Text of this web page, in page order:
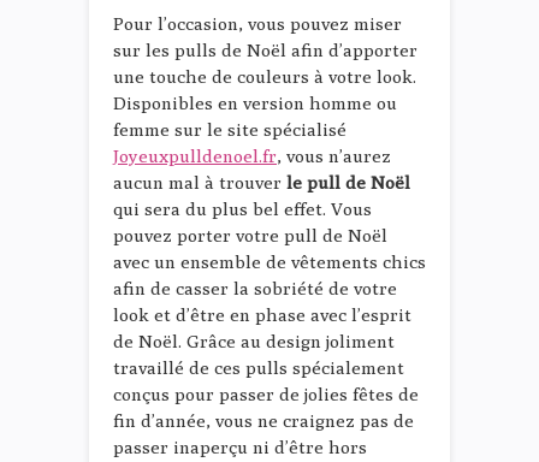
Pour l’occasion, vous pouvez miser
sur les pulls de Noël afin d’apporter
une touche de couleurs à votre look.
Disponibles en version homme ou
femme sur le site spécialisé
Joyeuxpulldenoel.fr, vous n’aurez
aucun mal à trouver le pull de Noël
qui sera du plus bel effet. Vous
pouvez porter votre pull de Noël
avec un ensemble de vêtements chics
afin de casser la sobriété de votre
look et d’être en phase avec l’esprit
de Noël. Grâce au design joliment
travaillé de ces pulls spécialement
conçus pour passer de jolies fêtes de
fin d’année, vous ne craignez pas de
passer inaperçu ni d’être hors